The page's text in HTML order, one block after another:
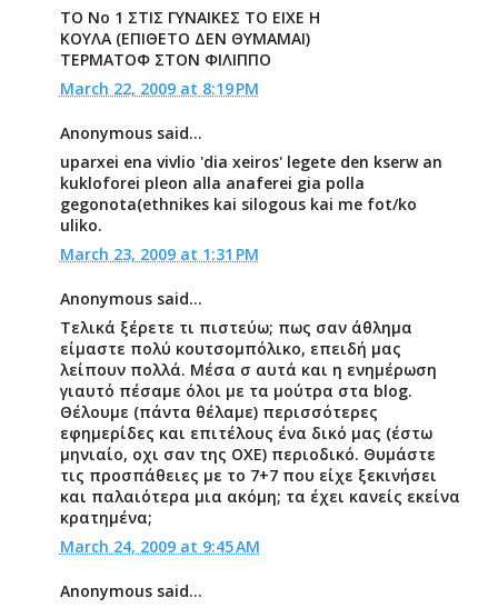
ΤΟ Νο 1 ΣΤΙΣ ΓΥΝΑΙΚΕΣ ΤΟ ΕΙΧΕ Η
ΚΟΥΛΑ (ΕΠΙΘΕΤΟ ΔΕΝ ΘΥΜΑΜΑΙ)
ΤΕΡΜΑΤΟΦ ΣΤΟΝ ΦΙΛΙΠΠΟ
March 22, 2009 at 8:19 PM
Anonymous said...
uparxei ena vivlio 'dia xeiros' legete den kserw an
kukloforei pleon alla anaferei gia polla
gegonota(ethnikes kai silogous kai me fot/ko
uliko.
March 23, 2009 at 1:31 PM
Anonymous said...
Τελικά ξέρετε τι πιστεύω; πως σαν άθλημα
είμαστε πολύ κουτσομπόλικο, επειδή μας
λείπουν πολλά. Μέσα σ αυτά και η ενημέρωση
γιαυτό πέσαμε όλοι με τα μούτρα στα blog.
Θέλουμε (πάντα θέλαμε) περισσότερες
εφημερίδες και επιτέλους ένα δικό μας (έστω
μηνιαίο, οχι σαν της ΟΧΕ) περιοδικό. Θυμάστε
τις προσπάθειες με το 7+7 που είχε ξεκινήσει
και παλαιότερα μια ακόμη; τα έχει κανείς εκείνα
κρατημένα;
March 24, 2009 at 9:45 AM
Anonymous said...